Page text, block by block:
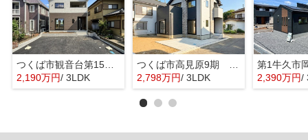
つくば市観音台第15 新築戸建
2,190万円/ 3LDK
2,798万円/ 3LDK 2,390万円/